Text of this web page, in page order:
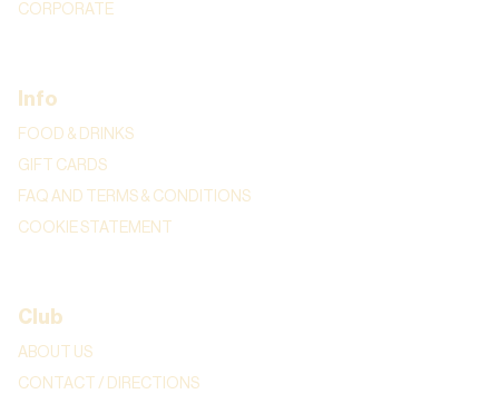
CORPORATE
Info
FOOD & DRINKS
GIFT CARDS
FAQ AND TERMS & CONDITIONS
COOKIE STATEMENT
Club
ABOUT US
CONTACT / DIRECTIONS